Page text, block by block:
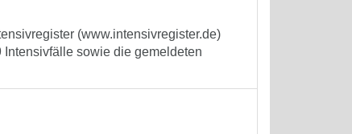
(www.intensivregister.de)
sowie die gemeldeten